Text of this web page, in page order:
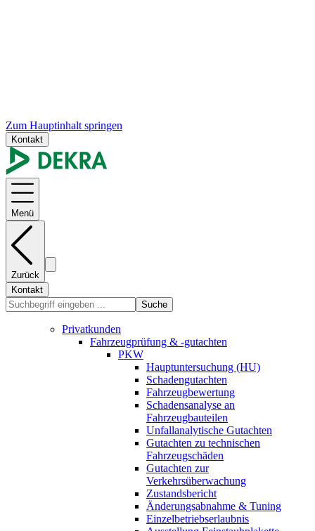
Zum Hauptinhalt springen
Kontakt
Menü
Zurück
Kontakt
Suche
Privatkunden
Fahrzeugprüfung & -gutachten
PKW
Hauptuntersuchung (HU)
Schadengutachten
Fahrzeugbewertung
Schadensanalyse an
Fahrzeugbauteilen
Unfallanalytische Gutachten
Gutachten zu technischen
Fahrzeugschäden
Gutachten zur
Verkehrsüberwachung
Zustandsbericht
Änderungsabnahme & Tuning
Einzelbetriebserlaubnis